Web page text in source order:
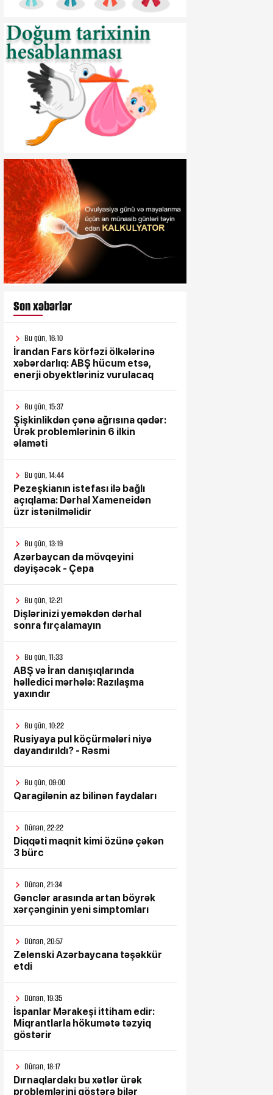
Son xəbərlər
Bu gün, 16:10
İrandan Fars körfəzi ölkələrinə
xəbərdarlıq: ABŞ hücum etsə,
enerji obyektləriniz vurulacaq
Bu gün, 15:37
Şişkinlikdən çənə ağrısına qədər:
Ürək problemlərinin 6 ilkin
əlaməti
Bu gün, 14:44
Pezeşkianın istefası ilə bağlı
açıqlama: Dərhal Xameneidən
üzr istənilməlidir
Bu gün, 13:19
Azərbaycan da mövqeyini
dəyişəcək - Çepa
Bu gün, 12:21
Dişlərinizi yeməkdən dərhal
sonra fırçalamayın
Bu gün, 11:33
ABŞ və İran danışıqlarında
həlledici mərhələ: Razılaşma
yaxındır
Bu gün, 10:22
Rusiyaya pul köçürmələri niyə
dayandırıldı? - Rəsmi
Bu gün, 09:00
Qaragilənin az bilinən faydaları
Dünən, 22:22
Diqqəti maqnit kimi özünə çəkən
3 bürc
Dünən, 21:34
Gənclər arasında artan böyrək
xərçənginin yeni simptomları
Dünən, 20:57
Zelenski Azərbaycana təşəkkür
etdi
Dünən, 19:35
İspanlar Mərakeşi ittiham edir:
Miqrantlarla hökumətə təzyiq
göstərir
Dünən, 18:17
Dırnaqlardakı bu xətlər ürək
problemlərini göstərə bilər